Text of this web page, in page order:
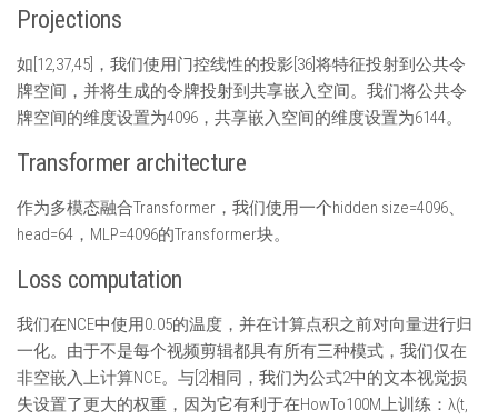
Projections
如[12,37,45]，我们使用门控线性的投影[36]将特征投射到公共令
牌空间，并将生成的令牌投射到共享嵌入空间。我们将公共令
牌空间的维度设置为4096，共享嵌入空间的维度设置为6144。
Transformer architecture
作为多模态融合Transformer，我们使用一个hidden size=4096、
head=64，MLP=4096的Transformer块。
Loss computation
我们在NCE中使用0.05的温度，并在计算点积之前对向量进行归
一化。由于不是每个视频剪辑都具有所有三种模式，我们仅在
非空嵌入上计算NCE。与[2]相同，我们为公式2中的文本视觉损
失设置了更大的权重，因为它有利于在HowTo100M上训练：λ(t,